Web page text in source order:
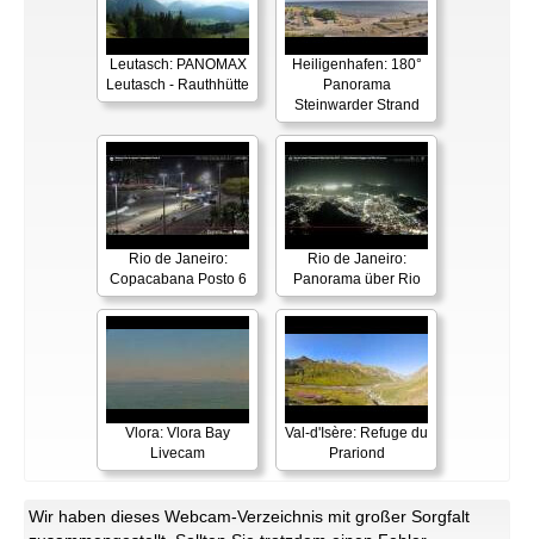
Leutasch: PANOMAX
Leutasch - Rauthhütte
Heiligenhafen: 180°
Panorama
Steinwarder Strand
Rio de Janeiro:
Copacabana Posto 6
Rio de Janeiro:
Panorama über Rio
Vlora: Vlora Bay
Livecam
Val-d'Isère: Refuge du
Prariond
Wir haben dieses Webcam-Verzeichnis mit großer Sorgfalt